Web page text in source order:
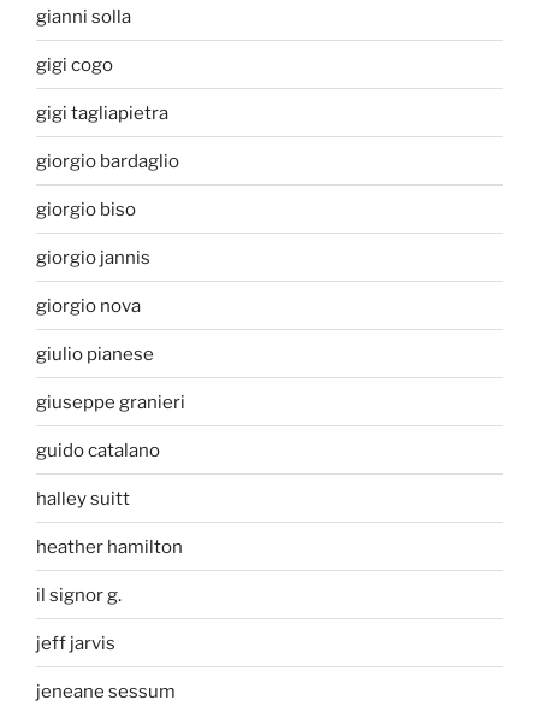
gianni solla
gigi cogo
gigi tagliapietra
giorgio bardaglio
giorgio biso
giorgio jannis
giorgio nova
giulio pianese
giuseppe granieri
guido catalano
halley suitt
heather hamilton
il signor g.
jeff jarvis
jeneane sessum